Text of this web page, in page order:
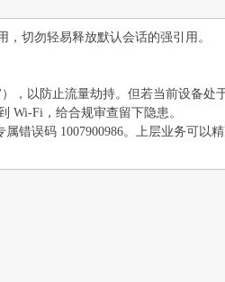
切勿轻易释放默认会话的强引用。
，以防止流量劫持。但若当前设备处
Wi-Fi，给合规审查留下隐患。
错误码 1007900986。上层业务可以